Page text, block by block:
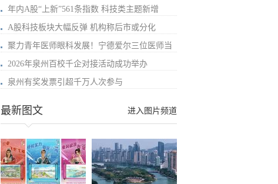
年内A股“上新”561条指数 科技类主题新增
A股科技板块大幅反弹 机构称后市或分化
聚力青年医师眼科发展！宁德爱尔三位医师当
2026年泉州百校千企对接活动成功举办
泉州有奖发票引超千万人次参与
进入图片频道
最新图文